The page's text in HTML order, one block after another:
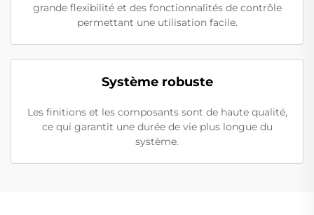
grande flexibilité et des fonctionnalités de contrôle
permettant une utilisation facile.
Système robuste
Les finitions et les composants sont de haute qualité,
ce qui garantit une durée de vie plus longue du
système.